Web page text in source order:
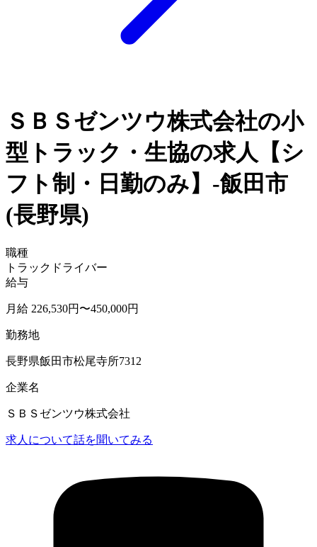
ＳＢＳゼンツウ株式会社の小
型トラック・生協の求人【シ
フト制・日勤のみ】-飯田市
(長野県)
職種
トラックドライバー
給与
月給 226,530円〜450,000円
勤務地
長野県飯田市松尾寺所7312
企業名
ＳＢＳゼンツウ株式会社
求人について話を聞いてみる